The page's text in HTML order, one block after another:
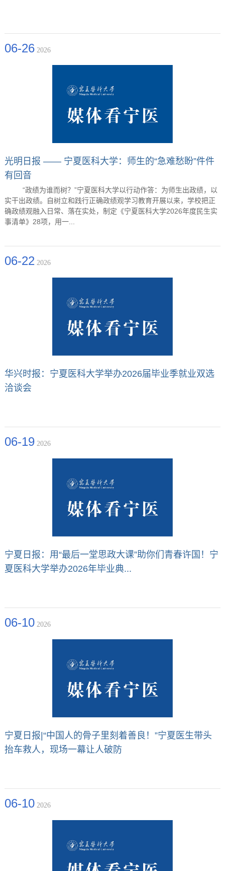
06-26 2026
光明日报 —— 宁夏医科大学：师生的“急难愁盼”件件
有回音
“政绩为谁而树？”宁夏医科大学以行动作答：为师生出政绩，以
实干出政绩。自树立和践行正确政绩观学习教育开展以来，学校把正
确政绩观融入日常、落在实处，制定《宁夏医科大学2026年度民生实
事清单》28项，用一...
06-22 2026
华兴时报：宁夏医科大学举办2026届毕业季就业双选
洽谈会
06-19 2026
宁夏日报：用“最后一堂思政大课”助你们青春许国！宁
夏医科大学举办2026年毕业典...
06-10 2026
宁夏日报|“中国人的骨子里刻着善良！”宁夏医生带头
抬车救人，现场一幕让人破防
06-10 2026